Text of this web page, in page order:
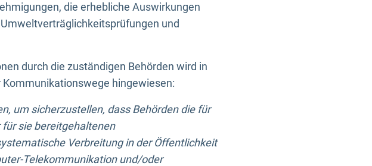
die erhebliche Auswirkungen
und
durch die zuständigen Behörden wird in
hingewiesen:
um sicherzustellen, dass Behörden die für
sie bereitgehaltenen
Verbreitung in der Öffentlichkeit
Telekommunikation und/oder